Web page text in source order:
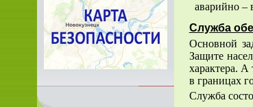
аварийно –
Служба
Основной
Защите
характера.
в границах
Служба